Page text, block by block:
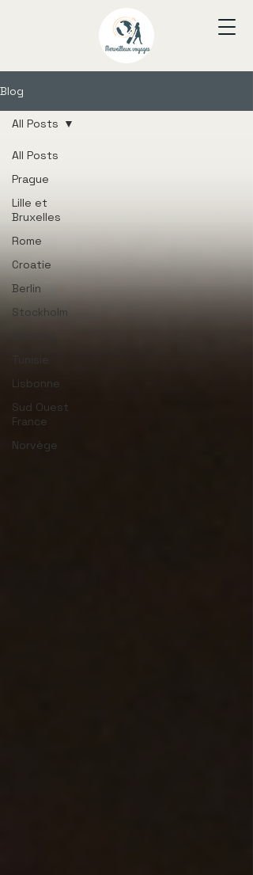
Blog
All Posts
Prague
Lille et
Bruxelles
Rome
Croatie
Berlin
Stockholm
Tunisie
Lisbonne
Sud Ouest
France
Norvège
All Posts